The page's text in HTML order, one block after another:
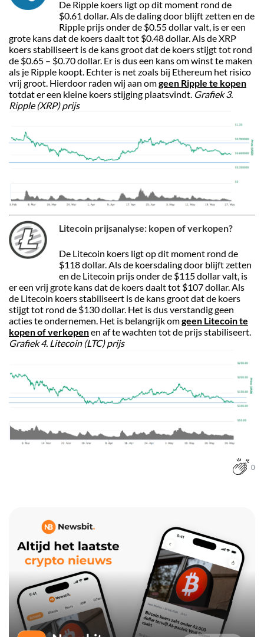
De Ripple koers ligt op dit moment rond de
$0.61 dollar. Als de daling door blijft zetten en de
Ripple prijs onder de $0.55 dollar valt, is er een
grote kans dat de koers daalt tot $0.48 dollar. Als de XRP
koers stabiliseert is de kans groot dat de koers stijgt tot rond
de $0.65 – $0.70 dollar. Er is dus een kans om winst te maken
als je Ripple koopt. Echter is net zoals bij Ethereum het risico
vrij groot. Hierdoor raden wij aan omgeen Ripple te kopen
totdat er een kleine koers stijging plaatsvindt. Grafiek 3.
Ripple (XRP) prijs
Litecoin prijsanalyse: kopen of verkopen?
De Litecoin koers ligt op dit moment rond de
$118 dollar. Als de koersdaling door blijft zetten
en de Litecoin prijs onder de $115 dollar valt, is
er een vrij grote kans dat de koers daalt tot $107 dollar. Als
de Litecoin koers stabiliseert is de kans groot dat de koers
stijgt tot rond de $130 dollar. Het is dus verstandig geen
acties te ondernemen. Het is belangrijk omgeen Litecoin te
kopen of verkopenen af te wachten tot de prijs stabiliseert.
Grafiek 4. Litecoin (LTC) prijs
0